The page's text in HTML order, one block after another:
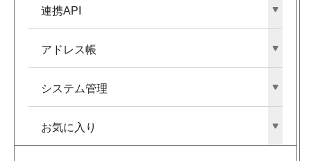
連携API
アドレス帳
システム管理
お気に入り